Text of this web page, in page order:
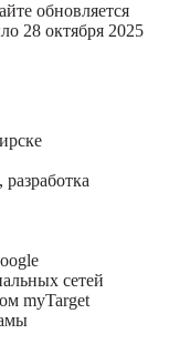
обновляется
28 октября 2025
сетей
myTarget